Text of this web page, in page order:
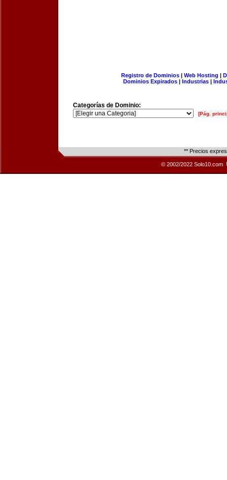
Registro de Dominios| Web Hosting |
Dominios Expirados | Industrias |
Categorías de Dominio:
[Pág.
** Precios
© 2002/2022 Solo10.com